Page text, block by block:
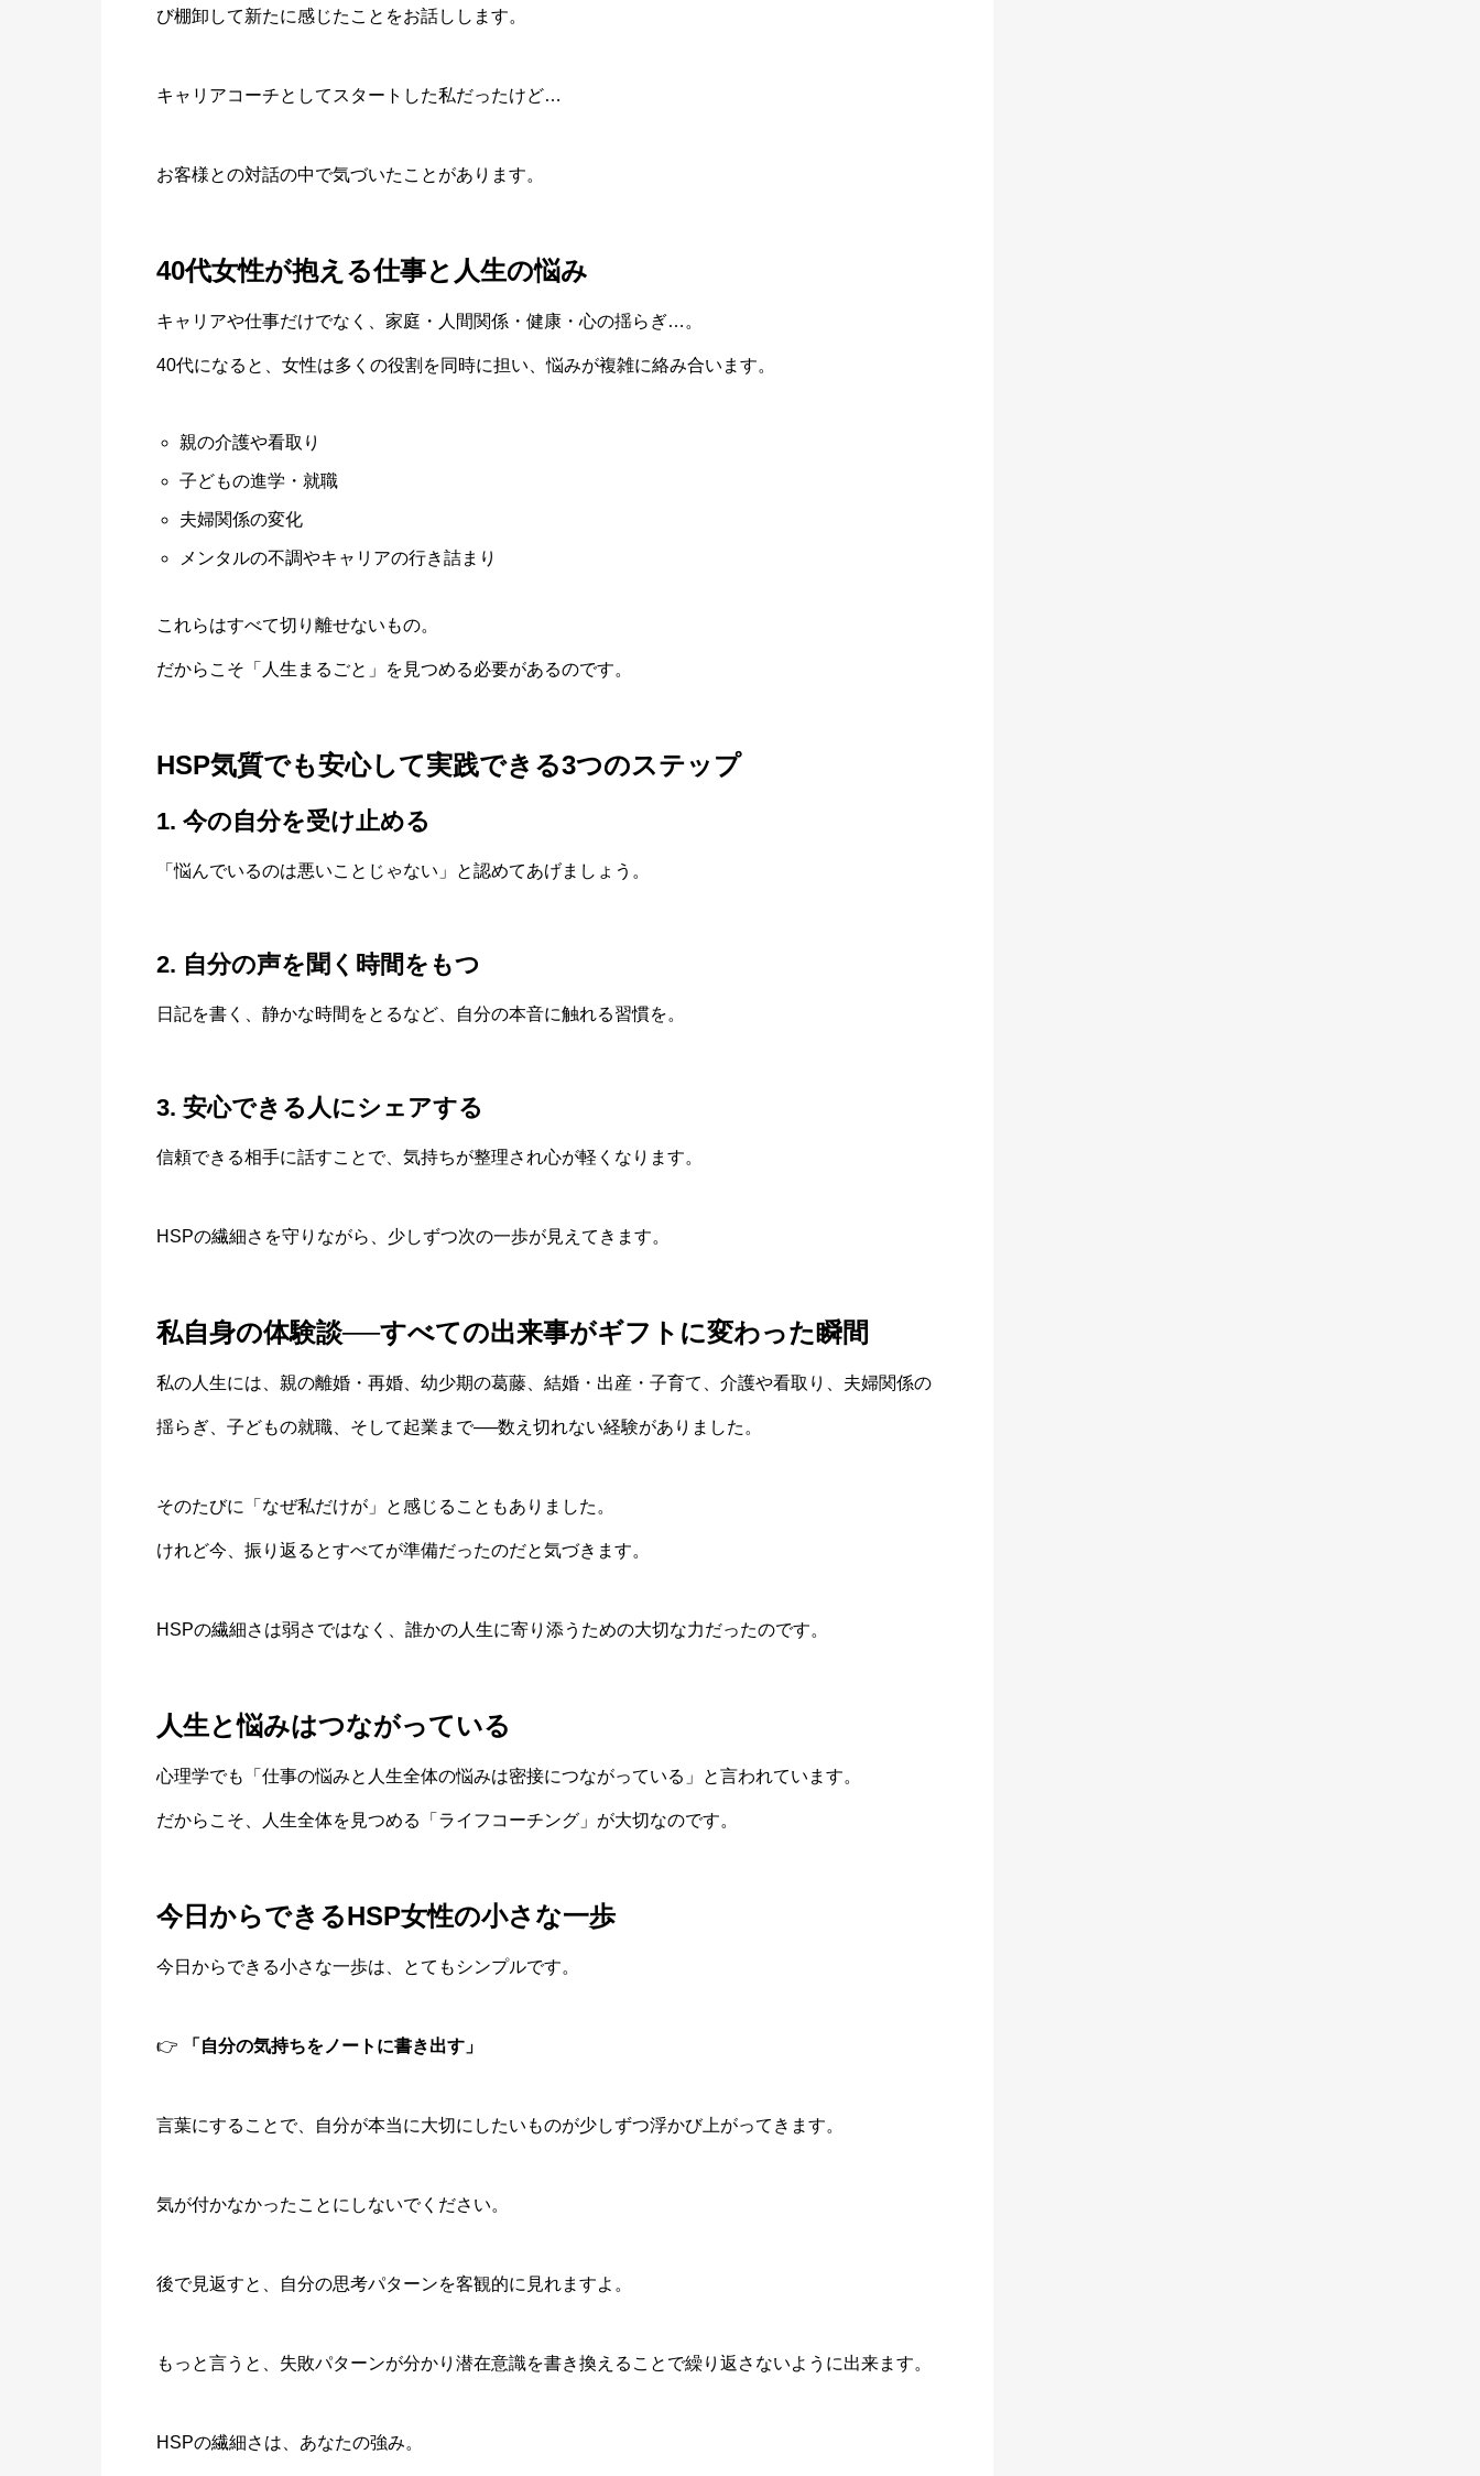
び棚卸して新たに感じたことをお話しします。
キャリアコーチとしてスタートした私だったけど…
お客様との対話の中で気づいたことがあります。
40代女性が抱える仕事と人生の悩み
キャリアや仕事だけでなく、家庭・人間関係・健康・心の揺らぎ…。
40代になると、女性は多くの役割を同時に担い、悩みが複雑に絡み合います。
親の介護や看取り
子どもの進学・就職
夫婦関係の変化
メンタルの不調やキャリアの行き詰まり
これらはすべて切り離せないもの。
だからこそ「人生まるごと」を見つめる必要があるのです。
HSP気質でも安心して実践できる3つのステップ
1. 今の自分を受け止める
「悩んでいるのは悪いことじゃない」と認めてあげましょう。
2. 自分の声を聞く時間をもつ
日記を書く、静かな時間をとるなど、自分の本音に触れる習慣を。
3. 安心できる人にシェアする
信頼できる相手に話すことで、気持ちが整理され心が軽くなります。
HSPの繊細さを守りながら、少しずつ次の一歩が見えてきます。
私自身の体験談──すべての出来事がギフトに変わった瞬間
私の人生には、親の離婚・再婚、幼少期の葛藤、結婚・出産・子育て、介護や看取り、夫婦関係の
揺らぎ、子どもの就職、そして起業まで──数え切れない経験がありました。
そのたびに「なぜ私だけが」と感じることもありました。
けれど今、振り返るとすべてが準備だったのだと気づきます。
HSPの繊細さは弱さではなく、誰かの人生に寄り添うための大切な力だったのです。
人生と悩みはつながっている
心理学でも「仕事の悩みと人生全体の悩みは密接につながっている」と言われています。
だからこそ、人生全体を見つめる「ライフコーチング」が大切なのです。
今日からできるHSP女性の小さな一歩
今日からできる小さな一歩は、とてもシンプルです。
👉 「自分の気持ちをノートに書き出す」
言葉にすることで、自分が本当に大切にしたいものが少しずつ浮かび上がってきます。
気が付かなかったことにしないでください。
後で見返すと、自分の思考パターンを客観的に見れますよ。
もっと言うと、失敗パターンが分かり潜在意識を書き換えることで繰り返さないように出来ます。
HSPの繊細さは、あなたの強み。